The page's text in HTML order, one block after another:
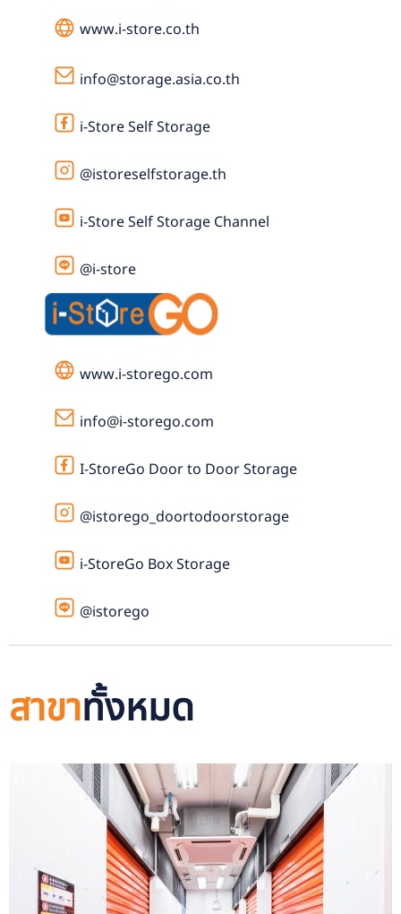
www.i-store.co.th
info@storage.asia.co.th
i-Store Self Storage
@istoreselfstorage.th
i-Store Self Storage Channel
@i-store
www.i-storego.com
info@i-storego.com
I-StoreGo Door to Door Storage
@istorego_doortodoorstorage
i-StoreGo Box Storage
@istorego
สาขาทั้งหมด